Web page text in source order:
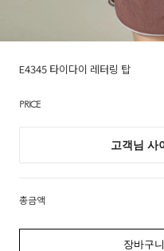
E4345 타이다이 레터링 탑
PRICE
총금액
장바구니